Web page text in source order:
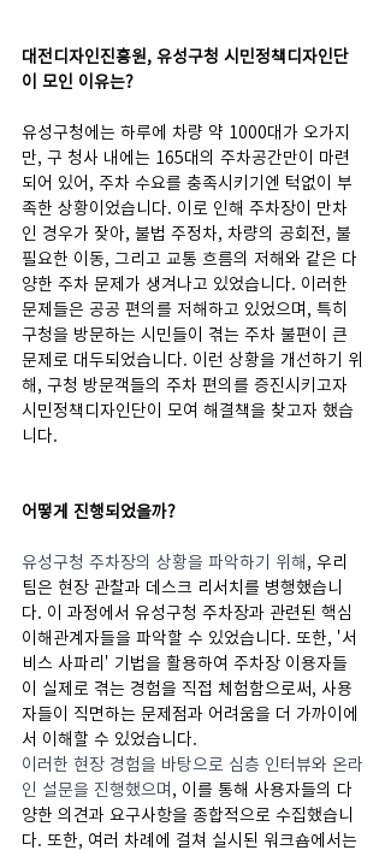
대전디자인진흥원, 유성구청 시민정책디자인단
이 모인 이유는?
유성구청에는 하루에 차량 약 1000대가 오가지
만, 구 청사 내에는 165대의 주차공간만이 마련
되어 있어, 주차 수요를 충족시키기엔 턱없이 부
족한 상황이었습니다. 이로 인해 주차장이 만차
인 경우가 잦아, 불법 주정차, 차량의 공회전, 불
필요한 이동, 그리고 교통 흐름의 저해와 같은 다
양한 주차 문제가 생겨나고 있었습니다. 이러한
문제들은 공공 편의를 저해하고 있었으며, 특히
구청을 방문하는 시민들이 겪는 주차 불편이 큰
문제로 대두되었습니다. 이런 상황을 개선하기 위
해, 구청 방문객들의 주차 편의를 증진시키고자
시민정책디자인단이 모여 해결책을 찾고자 했습
니다.
어떻게 진행되었을까?
유성구청 주차장의 상황을 파악하기 위해
, 우리
팀은 현장 관찰과 데스크 리서치를 병행했습니
다. 이 과정에서 유성구청 주차장과 관련된 핵심
이해관계자들을 파악할 수 있었습니다. 또한, '서
비스 사파리' 기법을 활용하여 주차장 이용자들
이 실제로 겪는 경험을 직접 체험함으로써, 사용
자들이 직면하는 문제점과 어려움을 더 가까이에
서 이해할 수 있었습니다.
이러한 현장 경험을 바탕으로 심층 인터뷰와 온라
인 설문을 진행했으며
, 이를 통해 사용자들의 다
양한 의견과 요구사항을 종합적으로 수집했습니
다. 또한, 여러 차례에 걸쳐 실시된 워크숍에서는